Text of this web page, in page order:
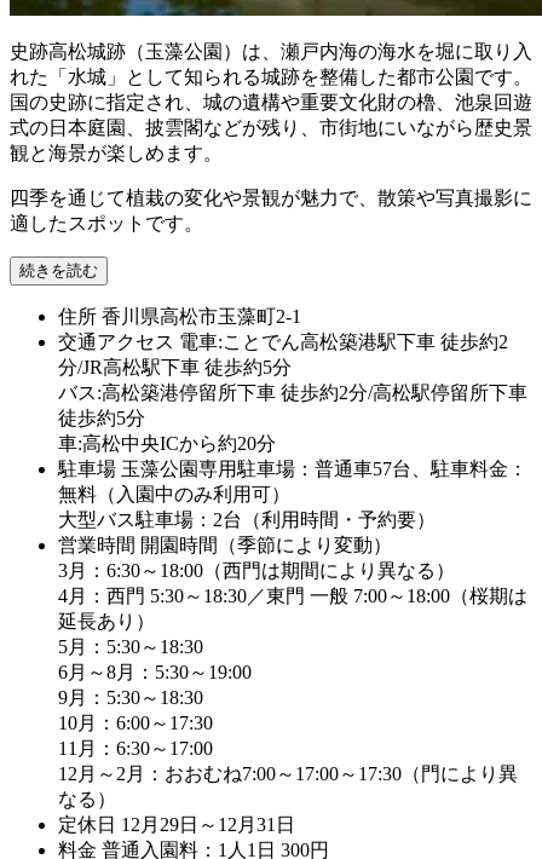
史跡高松城跡（玉藻公園）は、瀬戸内海の海水を堀に取り入
れた「水城」として知られる城跡を整備した都市公園です。
国の史跡に指定され、城の遺構や重要文化財の櫓、池泉回遊
式の日本庭園、披雲閣などが残り、市街地にいながら歴史景
観と海景が楽しめます。
四季を通じて植栽の変化や景観が魅力で、散策や写真撮影に
適したスポットです。
続きを読む
住所 香川県高松市玉藻町2-1
交通アクセス 電車:ことでん高松築港駅下車 徒歩約2
分/JR高松駅下車 徒歩約5分
バス:高松築港停留所下車 徒歩約2分/高松駅停留所下車
徒歩約5分
車:高松中央ICから約20分
駐車場 玉藻公園専用駐車場：普通車57台、駐車料金：
無料（入園中のみ利用可）
大型バス駐車場：2台（利用時間・予約要）
営業時間 開園時間（季節により変動）
3月：6:30～18:00（西門は期間により異なる）
4月：西門 5:30～18:30／東門 一般 7:00～18:00（桜期は
延長あり）
5月：5:30～18:30
6月～8月：5:30～19:00
9月：5:30～18:30
10月：6:00～17:30
11月：6:30～17:00
12月～2月：おおむね7:00～17:00～17:30（門により異
なる）
定休日 12月29日～12月31日
料金 普通入園料：1人1日 300円